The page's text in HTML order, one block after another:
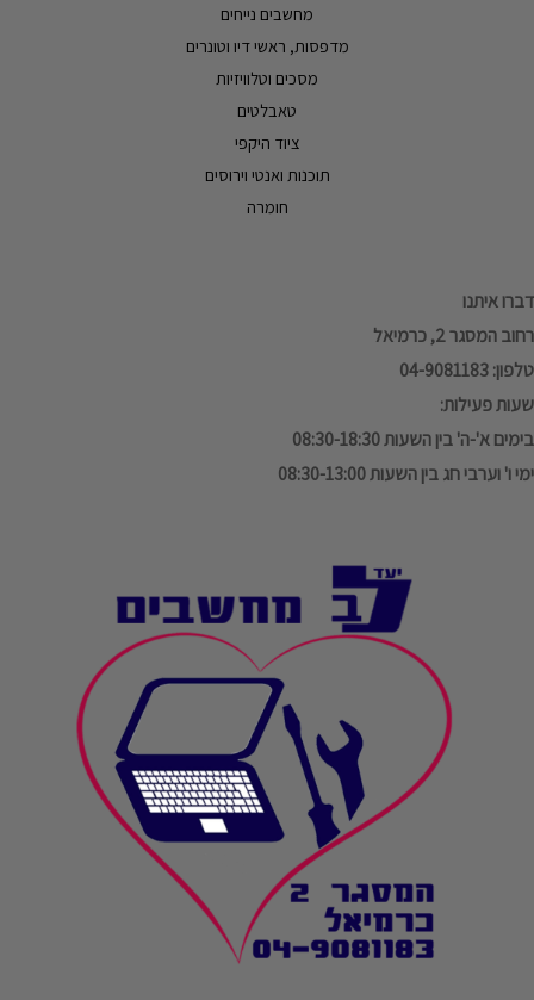
מחשבים נייחים
מדפסות, ראשי דיו וטונרים
מסכים וטלוויזיות
טאבלטים
ציוד היקפי
תוכנות ואנטי וירוסים
חומרה
דברו איתנו
רחוב המסגר 2, כרמיאל
טלפון: 04-9081183
שעות פעילות:
בימים א'-ה' בין השעות 08:30-18:30
ימי ו' וערבי חג בין השעות 08:30-13:00